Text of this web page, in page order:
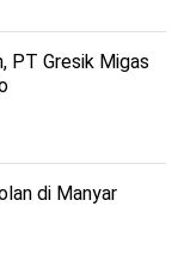
PT Gresik Migas
di Manyar